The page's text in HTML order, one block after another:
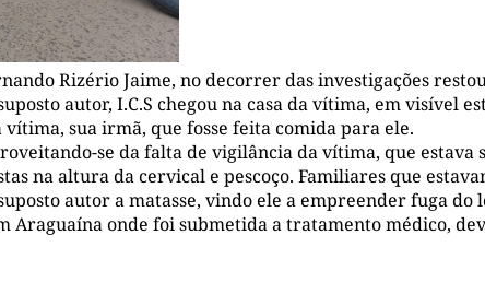
Rizério Jaime, no decorrer das investigações
autor, I.C.S chegou na casa da vítima, em visível
sua irmã, que fosse feita comida para ele.
se da falta de vigilância da vítima, que estava
na altura da cervical e pescoço. Familiares que
autor a matasse, vindo ele a empreender fuga do
Araguaína onde foi submetida a tratamento médico,